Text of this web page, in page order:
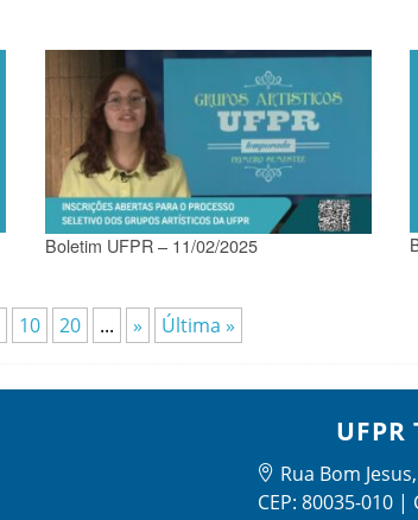
Boletim UFPR – 11/02/2025
10 20 ... » Última »
UFPR
Rua Bom
CEP: 80035-010 |